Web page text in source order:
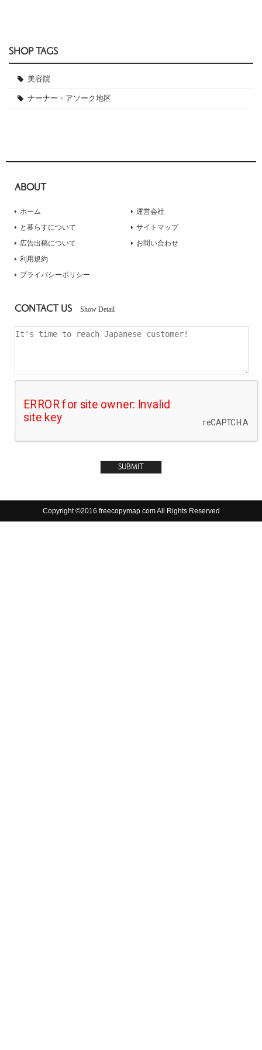
SHOP TAGS
美容院
ナーナー・アソーク地区
ABOUT
ホーム
と暮らすについて
広告出稿について
運営会社
サイトマップ
お問い合わせ
利用規約
プライバシーポリシー
CONTACT US Show Detail
Copyright ©2016 freecopymap.com All Rights Reserved